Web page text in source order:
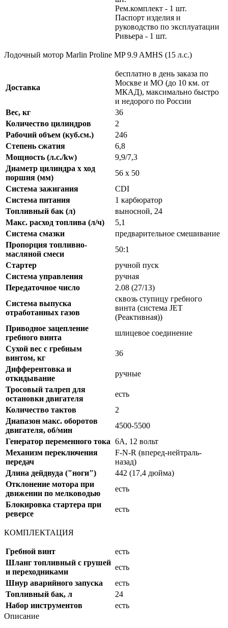
Рем.комплект - 1 шт.
Паспорт изделия и
руководство по эксплуатации
Ривьера - 1 шт.
Лодочный мотор Marlin Proline MP 9.9 AMHS (15 л.с.)
Доставка
бесплатно в день заказа по
Москве и МО (до 10 км. от
МКАД), максимально быстро
и недорого по России
Вес, кг
36
Количество цилиндров
2
Рабочий объем (куб.см.)
246
Степень сжатия
6,8
Мощность (л.с./kw)
9,9/7,3
Диаметр цилиндра х ход
поршня (мм)
56 х 50
Система зажигания
CDI
Система питания
1 карбюратор
Топливный бак (л)
выносной, 24
Макс. расход топлива (л/ч)
5,1
Система смазки
предварительное смешивание
Пропорция топливно-
масляной смеси
50:1
Стартер
ручной пуск
Система управления
ручная
Передаточное число
2.08 (27/13)
Система выпуска
отработанных газов
сквозь ступицу гребного
винта (система JET
(Реактивная))
Приводное зацепление
гребного винта
шлицевое соединение
Сухой вес с гребным
винтом, кг
36
Дифферентовка и
откидывание
ручные
Тросовый талреп для
остановки двигателя
есть
Количество тактов
2
Диапазон макс. оборотов
двигателя, об/мин
4500-5500
Генератор переменного тока 6А, 12 вольт
Механизм переключения
передач
F-N-R (вперед-нейтраль-
назад)
Длина дейдвуда ("ноги")
442 (17,4 дюйма)
Отклонение мотора при
движении по мелководью
есть
Блокировка стартера при
реверсе
есть
КОМПЛЕКТАЦИЯ
Гребной винт
есть
Шланг топливный с грушей
и переходниками
есть
Шнур аварийного запуска
есть
Топливный бак, л
24
Набор инструментов
есть
Описание